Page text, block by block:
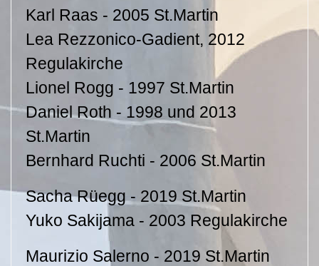
Karl Raas - 2005 St.Martin
Lea Rezzonico-Gadient, 2012
Regulakirche
Lionel Rogg - 1997 St.Martin
Daniel Roth - 1998 und 2013
St.Martin
Bernhard Ruchti - 2006 St.Martin
Sacha Rüegg - 2019 St.Martin
Yuko Sakijama - 2003 Regulakirche
Maurizio Salerno - 2019 St.Martin